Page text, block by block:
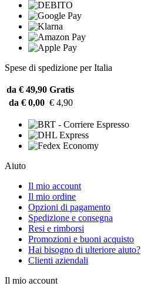
Spese di spedizione per Italia
da € 49,90 Gratis
da € 0,00 € 4,90
Aiuto
Il mio account
Il mio ordine
Opzioni di pagamento
Spedizione e consegna
Resi e rimborsi
Promozioni e buoni acquisto
Hai bisogno di ulteriore aiuto?
Clienti aziendali
Il mio account